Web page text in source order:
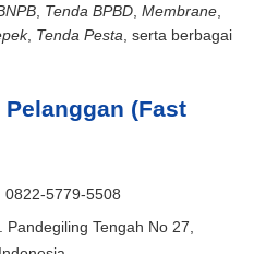
Tenda BPBD Membrane
, Tenda Pesta , serta berbagai
(Fast
0822-5779-5508
Pandegiling Tengah No 27,